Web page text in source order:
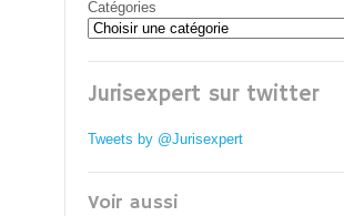
Catégories
Jurisexpert sur twitter
Tweets by @Jurisexpert
Voir aussi